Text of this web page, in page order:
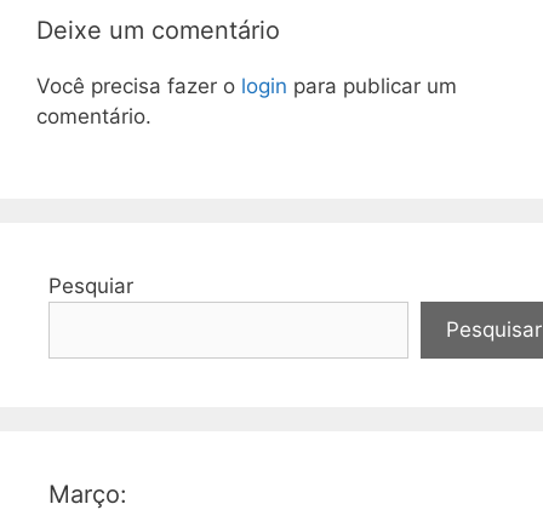
Deixe um comentário
Você precisa fazer o login para publicar um
comentário.
Pesquiar
Pesquisar
Março: